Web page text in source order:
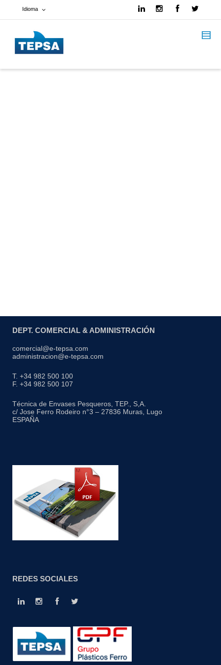
Idioma
Francés
Español
DEPT. COMERCIAL & ADMINISTRACIÓN
comercial@e-tepsa.com
administracion@e-tepsa.com
T. +34 982 500 100
F. +34 982 500 107
Técnica de Envases Pesqueros, TEP., S,A.
c/ Jose Ferro Rodeiro n°3 – 27836 Muras, Lugo
ESPAÑA
REDES SOCIALES